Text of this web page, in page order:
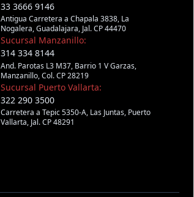
33 3666 9146
Antigua Carretera a Chapala 3838, La
Nogalera, Guadalajara, Jal. CP 44470
Sucursal Manzanillo:
314 334 8144
And. Parotas L3 M37, Barrio 1 V Garzas,
Manzanillo, Col. CP 28219
Sucursal Puerto Vallarta:
322 290 3500
Carretera a Tepic 5350-A, Las Juntas, Puerto
Vallarta, Jal. CP 48291